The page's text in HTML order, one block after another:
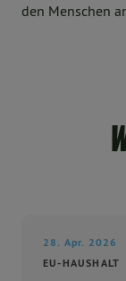
den Menschen
28. Apr. 2026
EU-HAUSHALT